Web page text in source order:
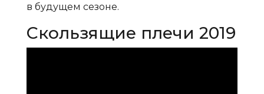
в будущем сезоне.
Скользящие плечи 2019